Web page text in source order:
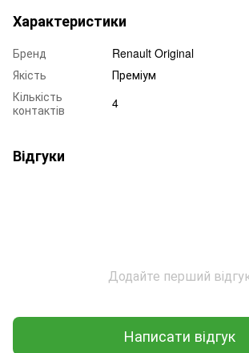
Характеристики
Бренд
Renault Original
Якість
Преміум
Кількість
контактів
4
Відгуки
Додайте перший
Написати відгук